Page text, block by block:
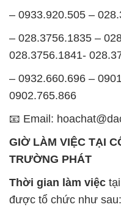
– 0933.920.505 –
– 028.3756.1835 –
028.3756.1841-
– 0932.660.696 –
0902.765.866
📧 Email:
GIỜ LÀM VIỆC TẠI
TRƯỜNG PHÁT
Thời gian làm việc
được tổ chức như sau: